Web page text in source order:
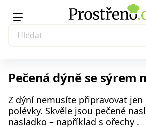
Pečená dýně se sýrem
Z dýní nemusíte připravovat jen
polévky. Skvěle jsou pečené
nasladko – například s ořechy .